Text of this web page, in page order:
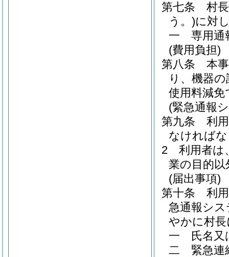
第七条
村
う。)に対
一
専用通
(費用負担)
第八条
本
り、機器
使用料減免
(緊急通報
第九条
利
なければ
2
利用者は
業の目的
(届出事項)
第十条
利
急通報シ
やかに村
一
氏名
二
緊急連